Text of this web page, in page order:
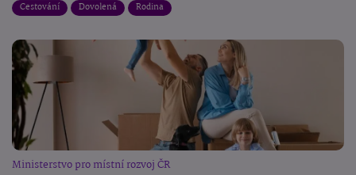
Cestování Dovolená Rodina
Ministerstvo pro místní rozvoj ČR